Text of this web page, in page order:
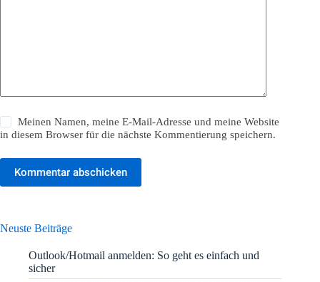
Meinen Namen, meine E-Mail-Adresse und meine Website
in diesem Browser für die nächste Kommentierung speichern.
Kommentar abschicken
Neuste Beiträge
Outlook/Hotmail anmelden: So geht es einfach und
sicher